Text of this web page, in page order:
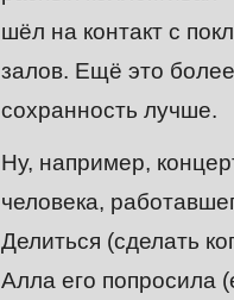
шёл на контакт с
залов. Ещё это
сохранность лучше.
Ну, например,
человека,
Делиться (сделать
Алла его попросила